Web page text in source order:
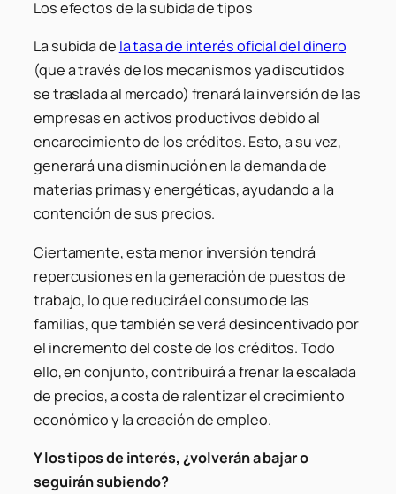
Los efectos de la subida de tipos
La subida de la tasa de interés oficial del dinero
(que a través de los mecanismos ya discutidos
se traslada al mercado) frenará la inversión de las
empresas en activos productivos debido al
encarecimiento de los créditos. Esto, a su vez,
generará una disminución en la demanda de
materias primas y energéticas, ayudando a la
contención de sus precios.
Ciertamente, esta menor inversión tendrá
repercusiones en la generación de puestos de
trabajo, lo que reducirá el consumo de las
familias, que también se verá desincentivado por
el incremento del coste de los créditos. Todo
ello, en conjunto, contribuirá a frenar la escalada
de precios, a costa de ralentizar el crecimiento
económico y la creación de empleo.
Y los tipos de interés, ¿volverán a bajar o
seguirán subiendo?